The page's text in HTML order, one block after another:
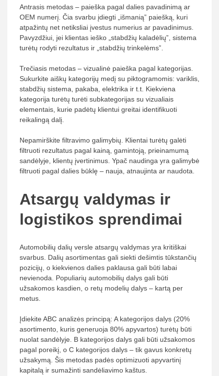
Antrasis metodas – paieška pagal dalies pavadinimą ar
OEM numerį. Čia svarbu įdiegti „išmanią” paiešką, kuri
atpažintų net netiksliai įvestus numerius ar pavadinimus.
Pavyzdžiui, jei klientas ieško „stabdžių kaladėlių”, sistema
turėtų rodyti rezultatus ir „stabdžių trinkelėms”.
Trečiasis metodas – vizualinė paieška pagal kategorijas.
Sukurkite aiškų kategorijų medį su piktogramomis: variklis,
stabdžių sistema, pakaba, elektrika ir t.t. Kiekviena
kategorija turėtų turėti subkategorijas su vizualiais
elementais, kurie padėtų klientui greitai identifikuoti
reikalingą dalį.
Nepamirškite filtravimo galimybių. Klientai turėtų galėti
filtruoti rezultatus pagal kainą, gamintoją, prieinamumą
sandėlyje, klientų įvertinimus. Ypač naudinga yra galimybė
filtruoti pagal dalies būklę – nauja, atnaujinta ar naudota.
Atsargų valdymas ir
logistikos sprendimai
Automobilių dalių versle atsargų valdymas yra kritiškai
svarbus. Dalių asortimentas gali siekti dešimtis tūkstančių
pozicijų, o kiekvienos dalies paklausa gali būti labai
nevienoda. Populiarių automobilių dalys gali būti
užsakomos kasdien, o retų modelių dalys – kartą per
metus.
Įdiekite ABC analizės principą: A kategorijos dalys (20%
asortimento, kuris generuoja 80% apyvartos) turėtų būti
nuolat sandėlyje. B kategorijos dalys gali būti užsakomos
pagal poreikį, o C kategorijos dalys – tik gavus konkretų
užsakymą. Šis metodas padės optimizuoti apyvartinį
kapitalą ir sumažinti sandėliavimo kaštus.